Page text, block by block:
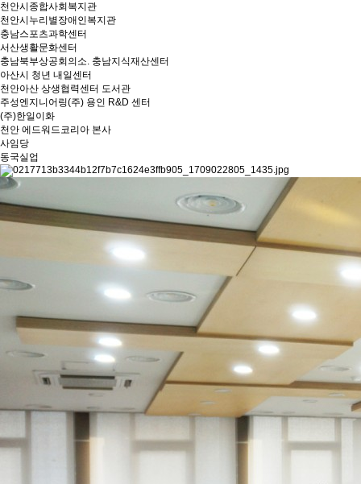
천안시종합사회복지관
천안시누리별장애인복지관
충남스포츠과학센터
서산생활문화센터
충남북부상공회의소. 충남지식재산센터
아산시 청년 내일센터
천안아산 상생협력센터 도서관
주성엔지니어링(주) 용인 R&D 센터
(주)한일이화
천안 에드워드코리아 본사
사임당
동국실업